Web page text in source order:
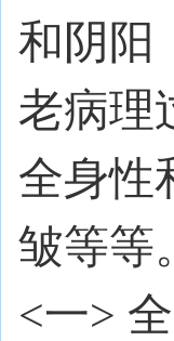
和阴阳
老病
全身性
皱等
<一>